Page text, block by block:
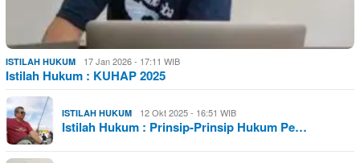
ISTILAH HUKUM 17 Jan 2026 - 17:11 WIB
Istilah Hukum : KUHAP 2025
ISTILAH HUKUM 12 Okt 2025 - 16:51 WIB
Istilah Hukum : Prinsip-Prinsip Hukum Pe…